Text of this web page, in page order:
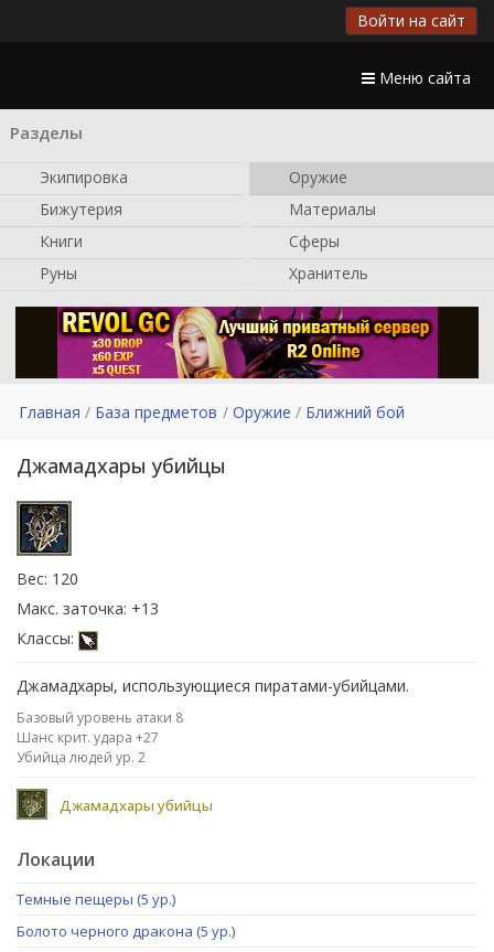
Войти на сайт
Меню сайта
Разделы
Экипировка
Оружие
Бижутерия
Материалы
Книги
Сферы
Руны
Хранитель
Главная База предметов Оружие Ближний бой
Джамадхары убийцы
Вес: 120
Макс. заточка: +13
Классы:
Джамадхары, использующиеся пиратами-убийцами.
Базовый уровень атаки 8
Шанс крит. удара +27
Убийца людей ур. 2
Джамадхары убийцы
Локации
Темные пещеры (5 ур.)
Болото черного дракона (5 ур.)